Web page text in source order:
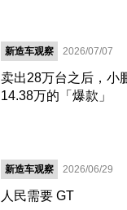
新造车观察 2026/07/07
卖出28万台之后，小
14.38万的「爆款」
新造车观察 2026/06/29
人民需要 GT